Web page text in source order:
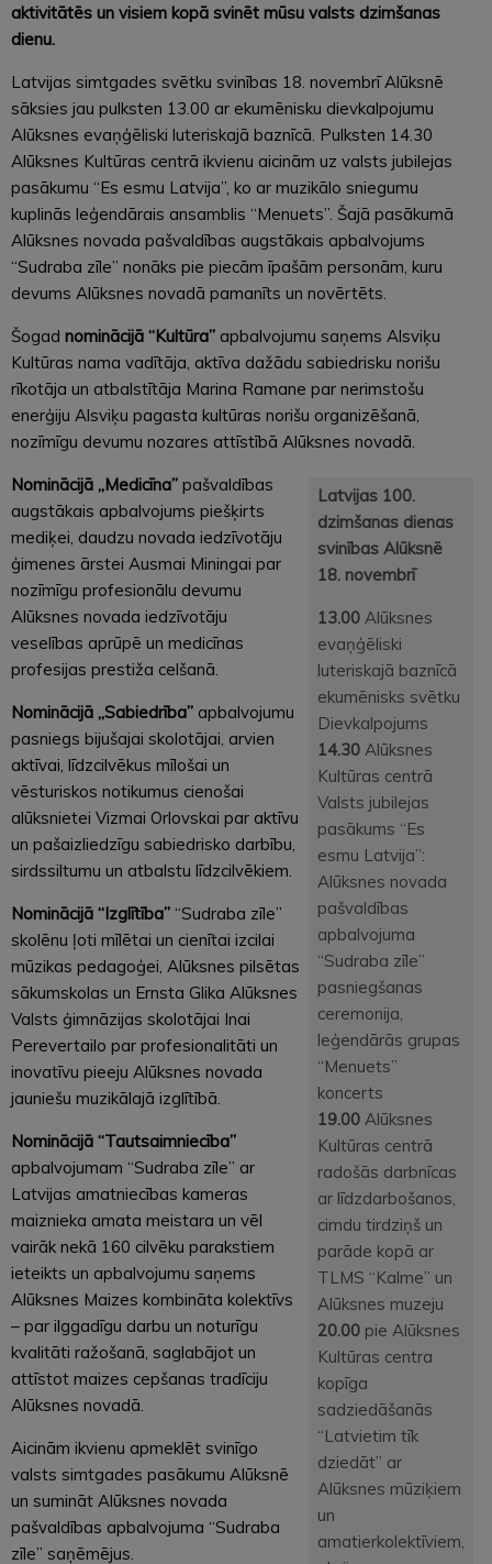
aktivitātēs un visiem kopā svinēt mūsu valsts dzimšanas
dienu.
Latvijas simtgades svētku svinības 18. novembrī Alūksnē
sāksies jau pulksten 13.00 ar ekumēnisku dievkalpojumu
Alūksnes evaņģēliski luteriskajā baznīcā. Pulksten 14.30
Alūksnes Kultūras centrā ikvienu aicinām uz valsts jubilejas
pasākumu “Es esmu Latvija”, ko ar muzikālo sniegumu
kuplinās leģendārais ansamblis “Menuets”. Šajā pasākumā
Alūksnes novada pašvaldības augstākais apbalvojums
“Sudraba zīle” nonāks pie piecām īpašām personām, kuru
devums Alūksnes novadā pamanīts un novērtēts.
Šogad nominācijā “Kultūra” apbalvojumu saņems Alsviķu
Kultūras nama vadītāja, aktīva dažādu sabiedrisku norišu
rīkotāja un atbalstītāja Marina Ramane par nerimstošu
enerģiju Alsviķu pagasta kultūras norišu organizēšanā,
nozīmīgu devumu nozares attīstībā Alūksnes novadā.
Latvijas 100.
dzimšanas dienas
svinības Alūksnē
18. novembrī
13.00Alūksnes
evaņģēliski
luteriskajā baznīcā
ekumēnisks svētku
Dievkalpojums
14.30Alūksnes
Kultūras centrā
Valsts jubilejas
pasākums “Es
esmu Latvija”:
Alūksnes novada
pašvaldības
apbalvojuma
“Sudraba zīle”
pasniegšanas
ceremonija,
leģendārās grupas
“Menuets”
koncerts
19.00Alūksnes
Kultūras centrā
radošās darbnīcas
ar līdzdarbošanos,
cimdu tirdziņš un
parāde kopā ar
TLMS “Kalme” un
Alūksnes muzeju
20.00pie Alūksnes
Kultūras centra
kopīga
sadziedāšanās
“Latvietim tīk
dziedāt” ar
Alūksnes mūziķiem
un
amatierkolektīviem,
Nominācijā „Medicīna” pašvaldības
augstākais apbalvojums piešķirts
mediķei, daudzu novada iedzīvotāju
ģimenes ārstei Ausmai Miningai par
nozīmīgu profesionālu devumu
Alūksnes novada iedzīvotāju
veselības aprūpē un medicīnas
profesijas prestiža celšanā.
Nominācijā „Sabiedrība” apbalvojumu
pasniegs bijušajai skolotājai, arvien
aktīvai, līdzcilvēkus mīlošai un
vēsturiskos notikumus cienošai
alūksnietei Vizmai Orlovskai par aktīvu
un pašaizliedzīgu sabiedrisko darbību,
sirdssiltumu un atbalstu līdzcilvēkiem.
Nominācijā “Izglītība” “Sudraba zīle”
skolēnu ļoti mīlētai un cienītai izcilai
mūzikas pedagoģei, Alūksnes pilsētas
sākumskolas un Ernsta Glika Alūksnes
Valsts ģimnāzijas skolotājai Inai
Perevertailo par profesionalitāti un
inovatīvu pieeju Alūksnes novada
jauniešu muzikālajā izglītībā.
Nominācijā “Tautsaimniecība”
apbalvojumam “Sudraba zīle” ar
Latvijas amatniecības kameras
maiznieka amata meistara un vēl
vairāk nekā 160 cilvēku parakstiem
ieteikts un apbalvojumu saņems
Alūksnes Maizes kombināta kolektīvs
– par ilggadīgu darbu un noturīgu
kvalitāti ražošanā, saglabājot un
attīstot maizes cepšanas tradīciju
Alūksnes novadā.
Aicinām ikvienu apmeklēt svinīgo
valsts simtgades pasākumu Alūksnē
un sumināt Alūksnes novada
pašvaldības apbalvojuma “Sudraba
zīle” saņēmējus.